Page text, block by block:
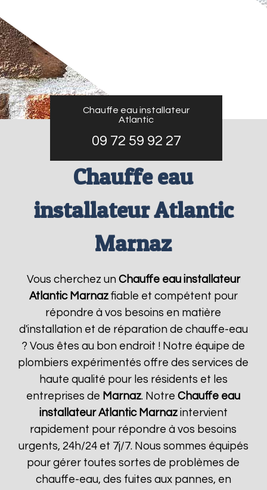
Chauffe eau installateur
Atlantic
09 72 59 92 27
Chauffe eau
installateur Atlantic
Marnaz
Vous cherchez un Chauffe eau installateur
Atlantic Marnazfiable et compétent pour
répondre à vos besoins en matière
d'installation et de réparation de chauffe-eau
? Vous êtes au bon endroit ! Notre équipe de
plombiers expérimentés offre des services de
haute qualité pour les résidents et les
entreprises de Marnaz. NotreChauffe eau
installateur Atlantic Marnazintervient
rapidement pour répondre à vos besoins
urgents, 24h/24 et 7j/7. Nous sommes équipés
pour gérer toutes sortes de problèmes de
chauffe-eau, des fuites aux pannes, en